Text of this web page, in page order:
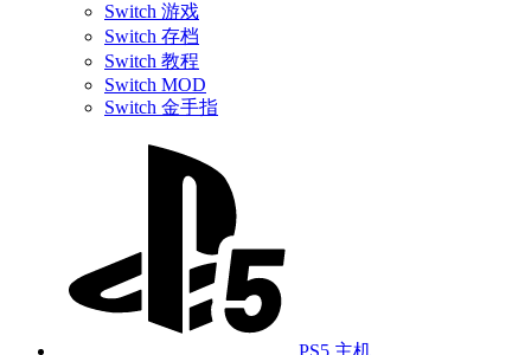
Switch 游戏
Switch 存档
Switch 教程
Switch MOD
Switch 金手指